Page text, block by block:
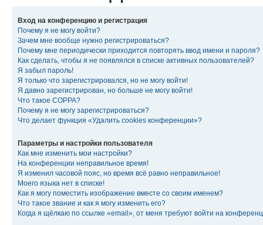
Вход на конференцию и регистрация
Почему я не могу войти?
Зачем мне вообще нужно регистрироваться?
Почему мне периодически приходится повторять ввод имени и пароля?
Как сделать, чтобы я не появлялся в списке активных пользователей?
Я забыл пароль!
Я только что зарегистрировался, но не могу войти!
Я давно зарегистрирован, но больше не могу войти!
Что такое COPPA?
Почему я не могу зарегистрироваться?
Что делает функция «Удалить cookies конференции»?
Параметры и настройки пользователя
Как мне изменить мои настройки?
На конференции неправильное время!
Я изменил часовой пояс, но время всё равно неправильное!
Моего языка нет в списке!
Как я могу поместить изображение вместе со своим именем?
Что такое звание и как я могу изменить его?
Когда я щёлкаю по ссылке «email», от меня требуют войти на